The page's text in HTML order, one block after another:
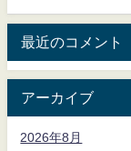
最近のコメント
アーカイブ
2026年8月